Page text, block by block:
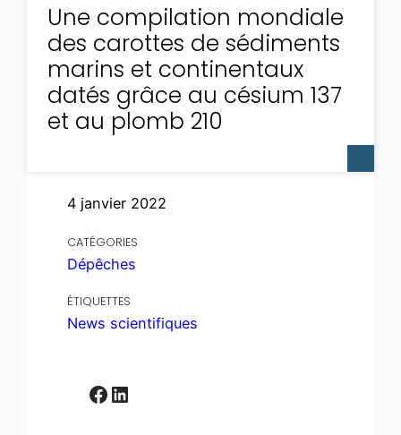
Une compilation mondiale
des carottes de sédiments
marins et continentaux
datés grâce au césium 137
et au plomb 210
4 janvier 2022
CATÉGORIES
Dépêches
ÉTIQUETTES
News scientifiques
Facebook LinkedIn